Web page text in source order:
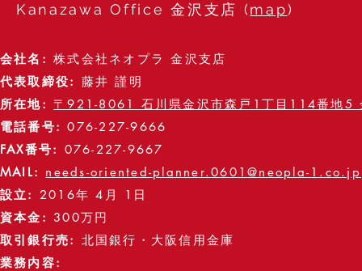
Kanazawa Office 金沢支店 (map)
会社名 :株式会社ネオプラ 金沢支店
代表取締役: 藤井 謹明
所在地: 〒921-8061 石川県金沢市森戸1丁目114番地5
電話番号:076-227-9666
FAX番号: 076-227-9667
MAIL: needs-oriented-planner.0601@neopla-1.co.jp
設立: 2016年 4月 1日
資本金 : 300万円
取引銀行売: 北国銀行・大阪信用金庫
業務内容: